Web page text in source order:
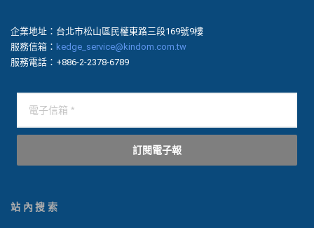
企業地址：台北市松山區民權東路三段169號9樓
服務信箱： kedge_service@kindom.com.tw
服務電話：+886-2-2378-6789
訂閱電子報
站內搜索